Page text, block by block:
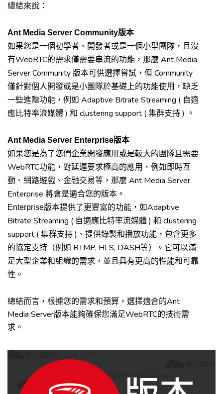
總結來說：
Ant Media Server Community版本
如果您是一個初學者、開發者或是一個小型團隊，且沒
有WebRTC的需求僅需要串流的功能，那麼 Ant Media
Server Community 版本可供選擇嘗試，但 Community
僅針對個人開發或是小團隊於基礎上的功能使用，缺乏
一些進階功能，例如 Adaptive Bitrate Streaming ( 自適
應比特率流媒體 ) 和 clustering support ( 集群支持 ) 。
Ant Media Server Enterprise版本
如果您是為了您們企業開發應用或是較大的團隊且需要
WebRTC功能，對延遲要求極高的應用，例如即時互
動、網路遊戲、金融交易等，那麼 Ant Media Server
Enterprise 將會是適合您的版本。
Enterprise版本提供了更豐富的功能，如Adaptive
Bitrate Streaming ( 自適應比特率流媒體 ) 和 clustering
support ( 集群支持 ) 、提供錄製和播放功能，包含更多
的協定支持（例如 RTMP, HLS, DASH等）。它可以滿
足大型企業和組織的需求，並且具有更高的性能和可靠
性。
總結而言，根據您的需求和預算，選擇適合的Ant
Media Server版本能夠確保您滿足WebRTC的技術需
求。